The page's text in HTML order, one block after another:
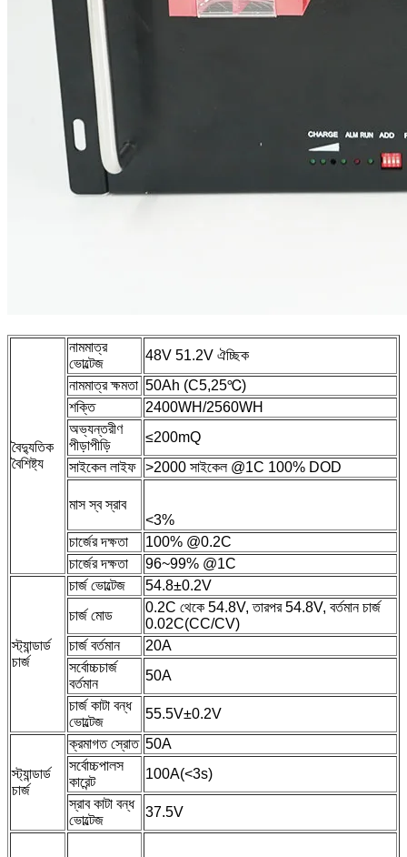
বৈদ্যুতিক
বৈশিষ্ট্য
নামমাত্র
ভোল্টেজ
48V 51.2V ঐচ্ছিক
নামমাত্র ক্ষমতা 50Ah (C5,25℃)
শক্তি
2400WH/2560WH
অভ্যন্তরীণ
পীড়াপীড়ি
≤200mQ
সাইকেল লাইফ >2000 সাইকেল @1C 100% DOD
মাস স্ব স্রাব
<3%
চার্জের দক্ষতা
100% @0.2C
চার্জের দক্ষতা
96~99% @1C
স্ট্যান্ডার্ড
চার্জ
চার্জ ভোল্টেজ
54.8±0.2V
চার্জ মোড
0.2C থেকে 54.8V, তারপর 54.8V, বর্তমান চার্জ
0.02C(CC/CV)
চার্জ বর্তমান
20A
সর্বোচ্চচার্জ
বর্তমান
50A
চার্জ কাটা বন্ধ
ভোল্টেজ
55.5V±0.2V
স্ট্যান্ডার্ড
চার্জ
ক্রমাগত স্রোত 50A
সর্বোচ্চপালস
কারেন্ট
100A(<3s)
স্রাব কাটা বন্ধ
ভোল্টেজ
37.5V